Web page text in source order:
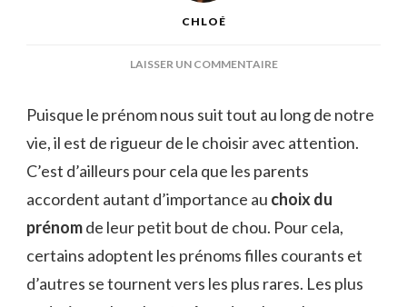
CHLOÉ
LAISSER UN COMMENTAIRESUR
30
POUR
UNE
Puisque le prénom nous suit tout au long de notre
vie, il est de rigueur de le choisir avec attention.
C’est d’ailleurs pour cela que les parents
accordent autant d’importance au choix du
prénomde leur petit bout de chou. Pour cela,
certains adoptent les prénoms filles courants et
d’autres se tournent vers les plus rares. Les plus